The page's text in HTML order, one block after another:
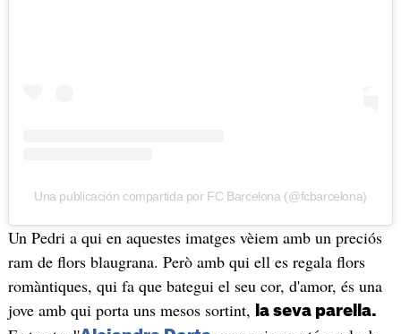
Una publicación compartida por FC Barcelona (@fcbarcelona)
Un Pedri a qui en aquestes imatges vèiem amb un preciós
ram de flors blaugrana. Però amb qui ell es regala flors
romàntiques, qui fa que bategui el seu cor, d'amor, és una
jove amb qui porta uns mesos sortint,
la seva parella.